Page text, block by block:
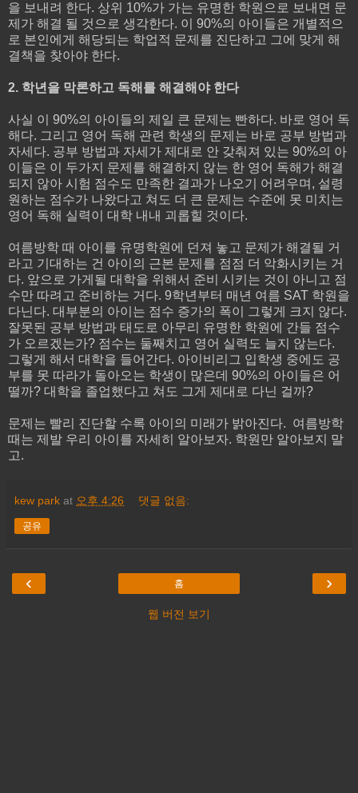
을 보내려 한다. 상위 10%가 가는 유명한 학원으로 보내면 문
제가 해결 될 것으로 생각한다. 이 90%의 아이들은 개별적으
로 본인에게 해당되는 학업적 문제를 진단하고 그에 맞게 해
결책을 찾아야 한다.
2. 학년을 막론하고 독해를 해결해야 한다
사실 이 90%의 아이들의 제일 큰 문제는 빤하다. 바로 영어 독
해다. 그리고 영어 독해 관련 학생의 문제는 바로 공부 방법과
자세다. 공부 방법과 자세가 제대로 안 갖춰져 있는 90%의 아
이들은 이 두가지 문제를 해결하지 않는 한 영어 독해가 해결
되지 않아 시험 점수도 만족한 결과가 나오기 어려우며, 설령
원하는 점수가 나왔다고 쳐도 더 큰 문제는 수준에 못 미치는
영어 독해 실력이 대학 내내 괴롭힐 것이다.
여름방학 때 아이를 유명학원에 던져 놓고 문제가 해결될 거
라고 기대하는 건 아이의 근본 문제를 점점 더 악화시키는 거
다. 앞으로 가게될 대학을 위해서 준비 시키는 것이 아니고 점
수만 따려고 준비하는 거다. 9학년부터 매년 여름 SAT 학원을
다닌다. 대부분의 아이는 점수 증가의 폭이 그렇게 크지 않다.
잘못된 공부 방법과 태도로 아무리 유명한 학원에 간들 점수
가 오르겠는가? 점수는 둘째치고 영어 실력도 늘지 않는다.
그렇게 해서 대학을 들어간다. 아이비리그 입학생 중에도 공
부를 못 따라가 돌아오는 학생이 많은데 90%의 아이들은 어
떨까? 대학을 졸업했다고 쳐도 그게 제대로 다닌 걸까?
문제는 빨리 진단할 수록 아이의 미래가 밝아진다. 여름방학
때는 제발 우리 아이를 자세히 알아보자. 학원만 알아보지 말
고.
kew park at 오후 4:26 댓글 없음:
공유
‹ ›
홈
웹 버전 보기